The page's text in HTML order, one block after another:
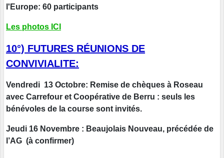
l'Europe: 60 participants
Les photos ICI
10°) FUTURES RÉUNIONS DE
CONVIVIALITE:
Vendredi 13 Octobre: Remise de chèques à Roseau
avec Carrefour et Coopérative de Berru : seuls les
bénévoles de la course sont invités.
Jeudi 16 Novembre : Beaujolais Nouveau, précédée de
l’AG (à confirmer)